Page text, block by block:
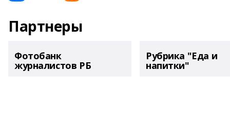
Партнеры
Фотобанк
журналистов РБ
Рубрика "Еда и
напитки"